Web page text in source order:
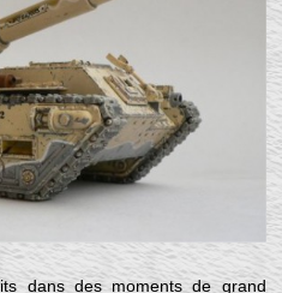
dans des moments de grand